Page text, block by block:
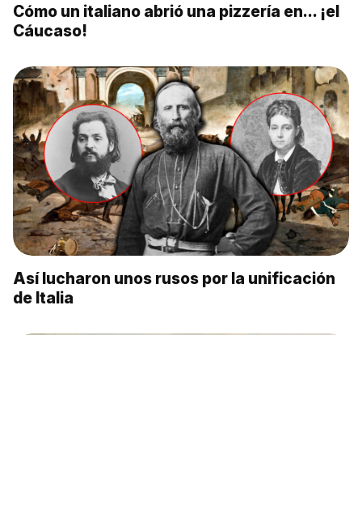
Cómo un italiano abrió una pizzería en… ¡el
Cáucaso!
Así lucharon unos rusos por la unificación
de Italia